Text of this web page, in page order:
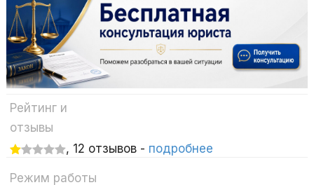
Рейтинг и
отзывы
, 12 отзывов - подробнее
Режим работы